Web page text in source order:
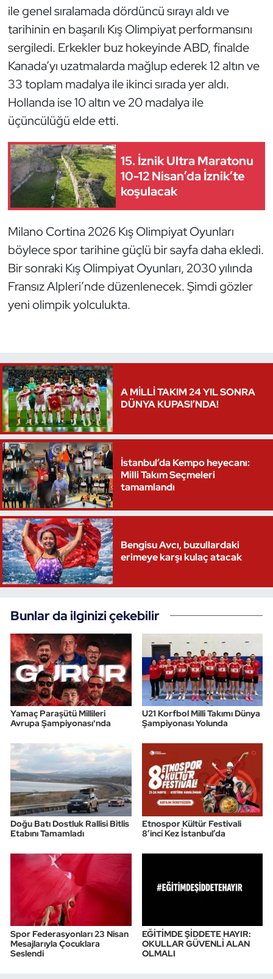
ile genel sıralamada dördüncü sırayı aldı ve
tarihinin en başarılı Kış Olimpiyat performansını
sergiledi. Erkekler buz hokeyinde ABD, finalde
Kanada’yı uzatmalarda mağlup ederek 12 altın ve
33 toplam madalya ile ikinci sırada yer aldı.
Hollanda ise 10 altın ve 20 madalya ile
üçüncülüğü elde etti.
15. İznik Ultra Maratonu
10-12 Nisan’da İznik’te
koşulacak
Milano Cortina 2026 Kış Olimpiyat Oyunları
böylece spor tarihine güçlü bir sayfa daha ekledi.
Bir sonraki Kış Olimpiyat Oyunları, 2030 yılında
Fransız Alpleri’nde düzenlenecek. Şimdi gözler
yeni olimpik yolculukta.
A MİLLİ TAKIM 24 YIL SONRA
DÜNYA KUPASI’NDA!
İstanbul’da Kempo heyecanı:
Milli Takım Seçmeleri
tamamlandı
Bengisu Avcı, buzullardaki
erimeye karşı kulaç atacak
Bunlar da ilginizi çekebilir
Yamaç Paraşütü Millileri
Avrupa Şampiyonası'nda
U21 Korfbol Milli Takımı Dünya
Şampiyonası Yolunda
Doğu Batı Dostluk Rallisi Bitlis
Etabını Tamamladı
Etnospor Kültür Festivali
8’inci Kez İstanbul’da
Spor Federasyonları 23 Nisan
Mesajlarıyla Çocuklara
Seslendi
EĞİTİMDE ŞİDDETE HAYIR:
OKULLAR GÜVENLİ ALAN
OLMALI